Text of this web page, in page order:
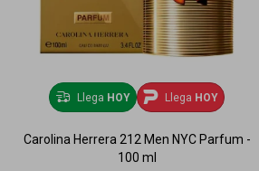
Llega HOY Llega HOY
Carolina Herrera 212 Men NYC Parfum -
100 ml